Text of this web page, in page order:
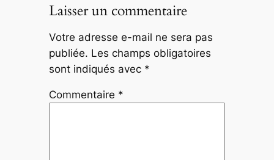
Laisser un commentaire
Votre adresse e-mail ne sera pas
publiée. Les champs obligatoires
sont indiqués avec *
Commentaire *